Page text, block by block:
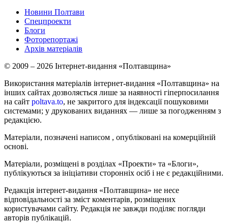
Новини Полтави
Спецпроекти
Блоги
Фоторепортажі
Архів матеріалів
© 2009 – 2026 Інтернет-видання «Полтавщина»
Використання матеріалів інтернет-видання «Полтавщина» на
інших сайтах дозволяється лише за наявності гіперпосилання
на сайт poltava.to, не закритого для індексації пошуковими
системами; у друкованих виданнях — лише за погодженням з
редакцією.
Матеріали, позначені написом , опубліковані на комерційній
основі.
Матеріали, розміщені в розділах «Проекти» та «Блоги»,
публікуються за ініціативи сторонніх осіб і не є редакційними.
Редакція інтернет-видання «Полтавщина» не несе
відповідальності за зміст коментарів, розміщених
користувачами сайту. Редакція не завжди поділяє погляди
авторів публікацій.